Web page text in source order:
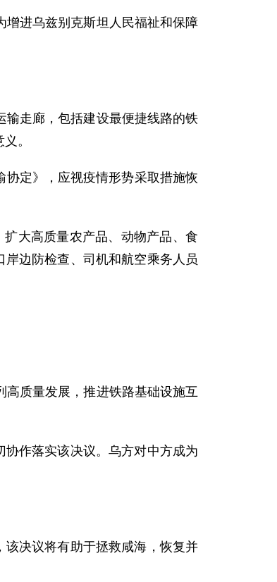
进乌兹别克斯坦人民福祉和保障
走廊，包括建设最便捷线路的铁
。
定》，应视疫情形势采取措施恢
大高质量农产品、动物产品、食
边防检查、司机和航空乘务人员
质量发展，推进铁路基础设施互
作落实该决议。乌方对中方成为
决议将有助于拯救咸海，恢复并